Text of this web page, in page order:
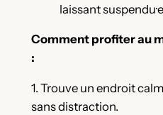
laissant
Comment profiter au
:
1. Trouve un endroit
sans distraction.